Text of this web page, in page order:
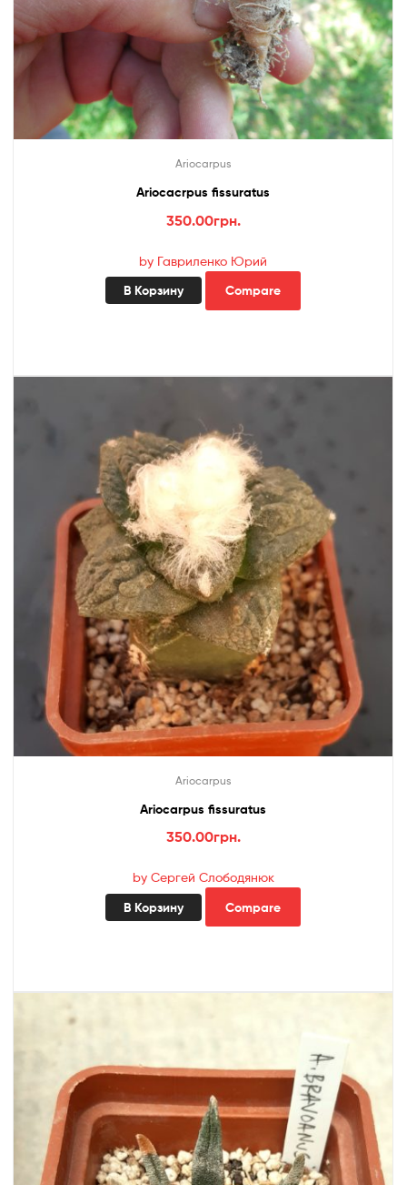
Ariocarpus
Ariocacrpus fissuratus
350.00грн.
by Гавриленко Юрий
В Корзину Compare
Ariocarpus
Ariocarpus fissuratus
350.00грн.
by Сергей Слободянюк
В Корзину Compare